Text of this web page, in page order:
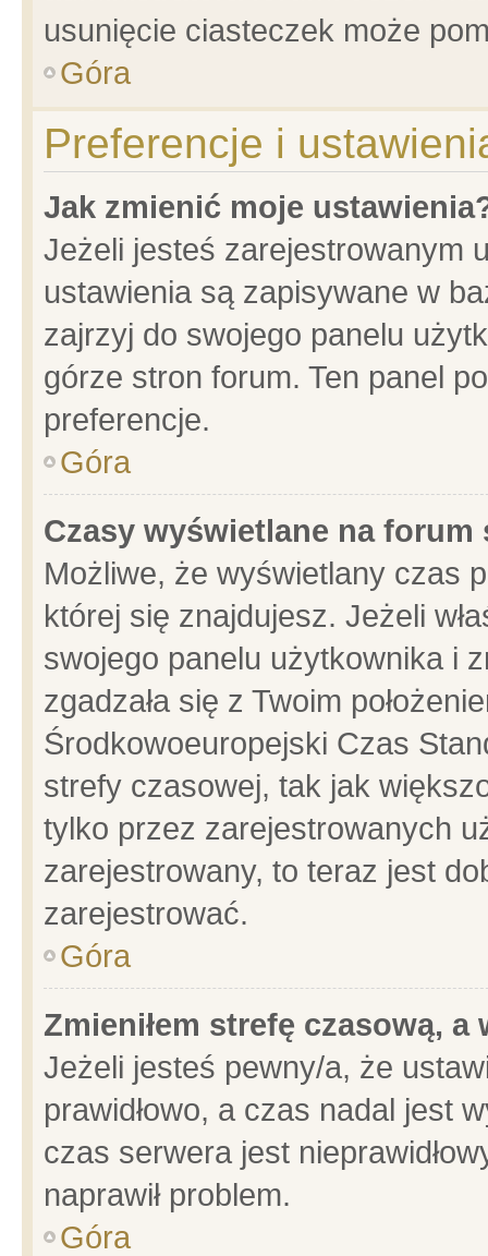
usunięcie ciasteczek może
Góra
Preferencje i
Jak zmienić moje
Jeżeli jesteś zarejestrowanym
ustawienia są zapisywane w
zajrzyj do swojego panelu
górze stron forum. Ten panel
preferencje.
Góra
Czasy wyświetlane na forum
Możliwe, że wyświetlany czas
której się znajdujesz. Jeżeli
swojego panelu użytkownika i
zgadzała się z Twoim
Środkowoeuropejski Czas
strefy czasowej, tak jak
tylko przez zarejestrowanych
zarejestrowany, to teraz jest
zarejestrować.
Góra
Zmieniłem strefę czasową,
Jeżeli jesteś pewny/a, że
prawidłowo, a czas nadal jest
czas serwera jest
naprawił problem.
Góra